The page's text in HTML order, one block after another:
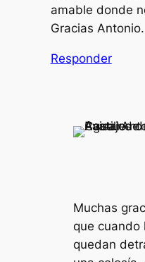
amable donde
Gracias Antonio.
Responder
Muchas
que cuando
quedan